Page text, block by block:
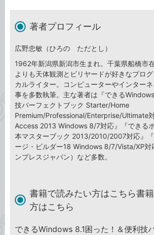
著者プロフィール
広野忠敏（ひろの ただとし）
1962年新潟県新潟市生まれ。千葉県船橋市
よりも天体観測とビリヤードが好きなプロ
カルライター。コンピューターやインター
事を多数執筆。主な著者は『できる
技パーフェクトブック Starter/Home
Premium/Professional/Enterprise/Ultimate
Access 2013 Windows 8/7対応』『できる
本マスターブック 2013/2010/2007対応』
ージ・ビルダー18 Windows 8/7/Vista/XP対
ンプレスジャパン）など多数。
書籍で読みたい方はこちら書
方はこちら
できるWindows 8.1困った！＆便利技